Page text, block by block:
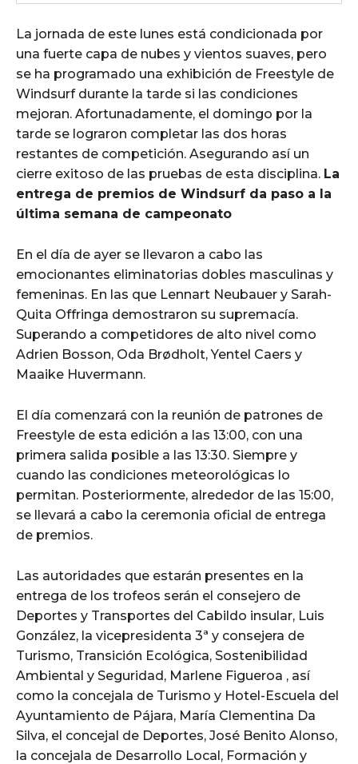
La jornada de este lunes está condicionada por
una fuerte capa de nubes y vientos suaves, pero
se ha programado una exhibición de Freestyle de
Windsurf durante la tarde si las condiciones
mejoran. Afortunadamente, el domingo por la
tarde se lograron completar las dos horas
restantes de competición. Asegurando así un
cierre exitoso de las pruebas de esta disciplina. La
entrega de premios de Windsurf da paso a la
última semana de campeonato
En el día de ayer se llevaron a cabo las
emocionantes eliminatorias dobles masculinas y
femeninas. En las que Lennart Neubauer y Sarah-
Quita Offringa demostraron su supremacía.
Superando a competidores de alto nivel como
Adrien Bosson, Oda Brødholt, Yentel Caers y
Maaike Huvermann.
El día comenzará con la reunión de patrones de
Freestyle de esta edición a las 13:00, con una
primera salida posible a las 13:30. Siempre y
cuando las condiciones meteorológicas lo
permitan. Posteriormente, alrededor de las 15:00,
se llevará a cabo la ceremonia oficial de entrega
de premios.
Las autoridades que estarán presentes en la
entrega de los trofeos serán el consejero de
Deportes y Transportes del Cabildo insular, Luis
González, la vicepresidenta 3ª y consejera de
Turismo, Transición Ecológica, Sostenibilidad
Ambiental y Seguridad, Marlene Figueroa , así
como la concejala de Turismo y Hotel-Escuela del
Ayuntamiento de Pájara, María Clementina Da
Silva, el concejal de Deportes, José Benito Alonso,
la concejala de Desarrollo Local, Formación y